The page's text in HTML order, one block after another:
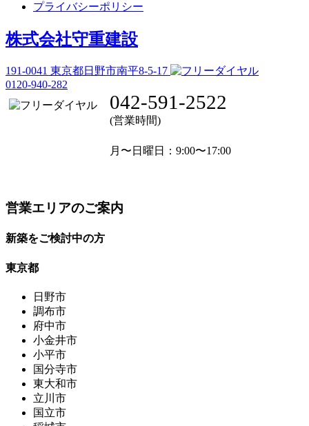
プライバシーポリシー
株式会社守重建設
191-0041 東京都日野市南平8-5-17
0120-940-282
042-591-2522
(営業時間)
月〜日曜日 ：9:00〜17:00
営業エリアのご案内
新築をご検討中の方
東京都
日野市
調布市
府中市
小金井市
小平市
国分寺市
東大和市
立川市
国立市